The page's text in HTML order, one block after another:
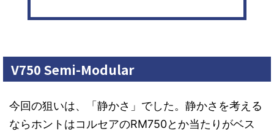
V750 Semi-Modular
今回の狙いは、「静かさ」でした。静かさを考える
ならホントはコルセアのRM750とか当たりがベス